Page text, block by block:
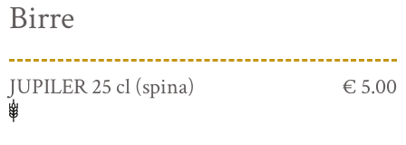
Birre
JUPILER 25 cl (spina) € 5.00